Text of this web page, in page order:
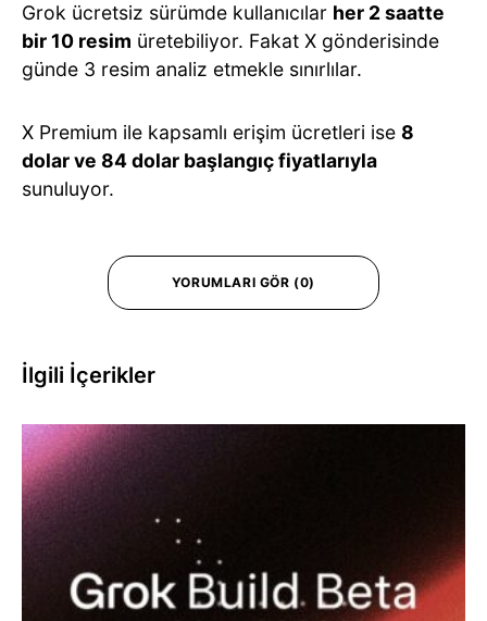
Grok ücretsiz sürümde kullanıcılar her 2 saatte
bir 10 resim üretebiliyor. Fakat X gönderisinde
günde 3 resim analiz etmekle sınırlılar.
X Premium ile kapsamlı erişim ücretleri ise 8
dolar ve 84 dolar başlangıç fiyatlarıyla
sunuluyor.
YORUMLARI GÖR (0)
İlgili İçerikler